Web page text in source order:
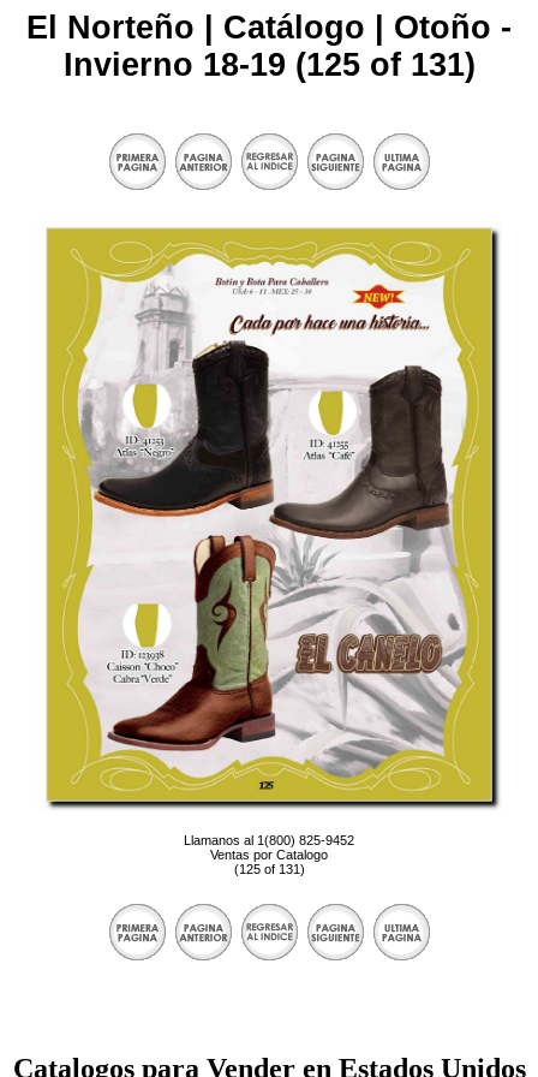
El Norteño | Catálogo | Otoño -
Invierno 18-19 (125 of 131)
Llamanos al 1(800) 825-9452
Ventas por Catalogo
(125 of 131)
Catalogos para Vender en Estados Unidos